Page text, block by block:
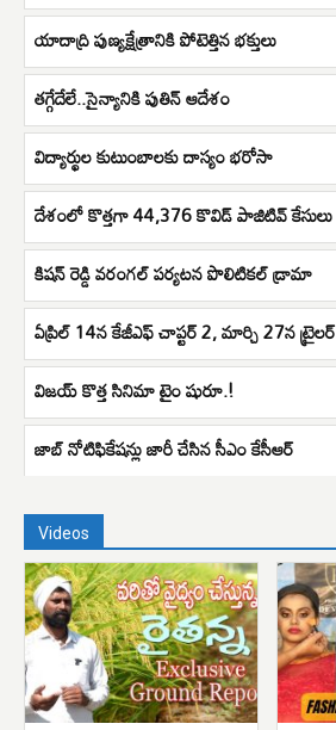
యాదాద్రి పుణ్యక్షేత్రానికి పోటెత్తిన భక్తులు
తగ్గేదేలే..సైన్యానికి పుతిన్ ఆదేశం
విద్యార్థుల కుటుంబాలకు దాస్యం భరోసా
దేశంలో కొత్తగా 44,376 కొవిడ్‌ పాజిటివ్‌ కేసులు
కిషన్ రెడ్డి వరంగల్ పర్యటన పొలిటికల్ డ్రామా
ఏప్రిల్ 14న కేజీఎఫ్ చాప్టర్ 2, మార్చి 27న ట్రైలర్
విజయ్ కొత్త సినిమా టైం షురూ.!
జాబ్ నోటిఫికేషన్లు జారీ చేసిన సీఎం కేసీఆర్
Videos